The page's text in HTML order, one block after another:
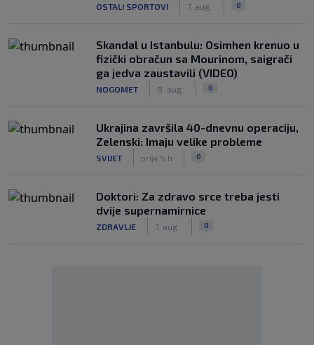
OSTALI SPORTOVI 7. aug. 0
Skandal u Istanbulu: Osimhen krenuo u
fizički obračun sa Mourinom, saigrači
ga jedva zaustavili (VIDEO)
NOGOMET 8. aug. 0
Ukrajina završila 40-dnevnu operaciju,
Zelenski: Imaju velike probleme
SVIJET prije 5 h 0
Doktori: Za zdravo srce treba jesti
dvije supernamirnice
ZDRAVLJE 7. aug. 0